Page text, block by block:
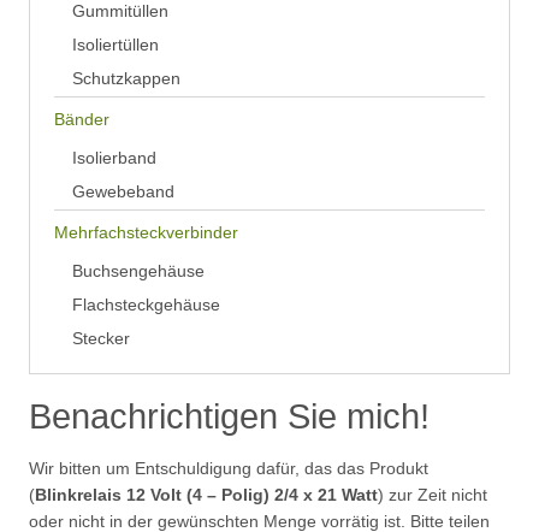
Gummitüllen
Isoliertüllen
Schutzkappen
Bänder
Isolierband
Gewebeband
Mehrfachsteckverbinder
Buchsengehäuse
Flachsteckgehäuse
Stecker
Benachrichtigen Sie mich!
Wir bitten um Entschuldigung dafür, das das Produkt
(Blinkrelais 12 Volt (4 – Polig) 2/4 x 21 Watt) zur Zeit nicht
oder nicht in der gewünschten Menge vorrätig ist. Bitte teilen